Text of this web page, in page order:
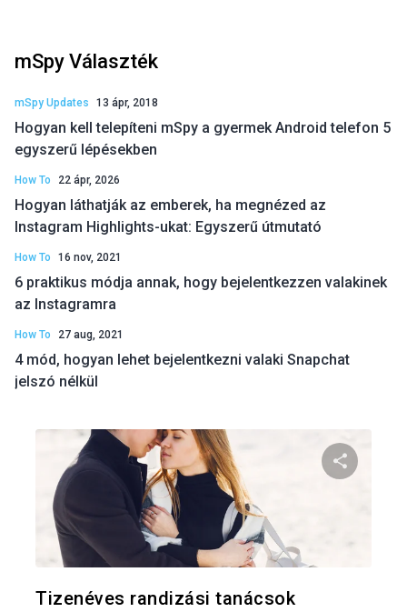
mSpy Választék
mSpy Updates 13 ápr, 2018
Hogyan kell telepíteni mSpy a gyermek Android telefon 5
egyszerű lépésekben
How To 22 ápr, 2026
Hogyan láthatják az emberek, ha megnézed az
Instagram Highlights-ukat: Egyszerű útmutató
How To 16 nov, 2021
6 praktikus módja annak, hogy bejelentkezzen valakinek
az Instagramra
How To 27 aug, 2021
4 mód, hogyan lehet bejelentkezni valaki Snapchat
jelszó nélkül
Tizenéves randizási tanácsok